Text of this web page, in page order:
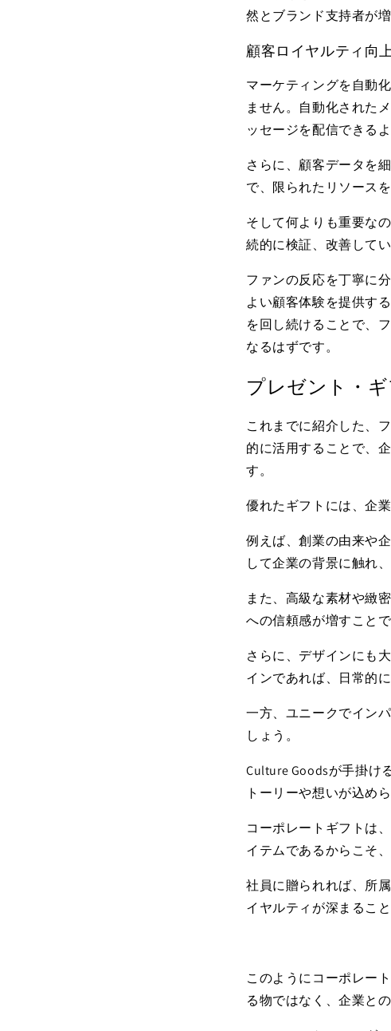
然とブランド支持者が
顧客ロイヤルティ向
マーケティングを自動
ません。自動化された
ッセージを配信できる
さらに、顧客データを
で、限られたリソース
そして何よりも重要な
続的に検証、改善してい
ファンの反応を丁寧に
よい顧客体験を提供す
を回し続けることで、
なるはずです。
プレゼント・
これまでに紹介した、
的に活用することで、
す。
優れたギフトには、企
例えば、創業の由来や
して企業の背景に触れ
また、高級な素材や緻
への信頼感が増すことで
さらに、デザインにも
インであれば、日常的
一方、ユニークでイン
しょう。
Culture Goodsが手掛け
トーリーや想いが込め
コーポレートギフトは
イテムであるからこそ
社員に贈られれば、所
イヤルティが深まること
このようにコーポレー
る物ではなく、企業と